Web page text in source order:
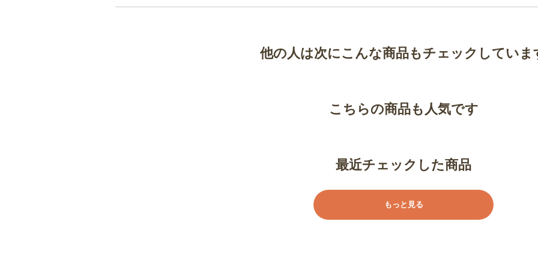
他の人は次にこんな商品もチェックしていま
こちらの商品も人気です
最近チェックした商品
もっと見る